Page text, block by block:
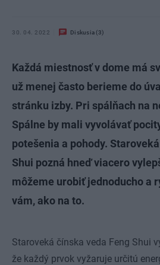
30. 04. 2022 Diskusia (3)
Každá miestnosť v dome má
už menej často berieme do
stránku izby. Pri spálňach na
Spálne by mali vyvolávať
potešenia a pohody.
Shui pozná hneď viacero
môžeme urobiť jednoducho a
vám, ako na to.
Staroveká čínska veda Feng Shui
že každý prvok vyžaruje určitú